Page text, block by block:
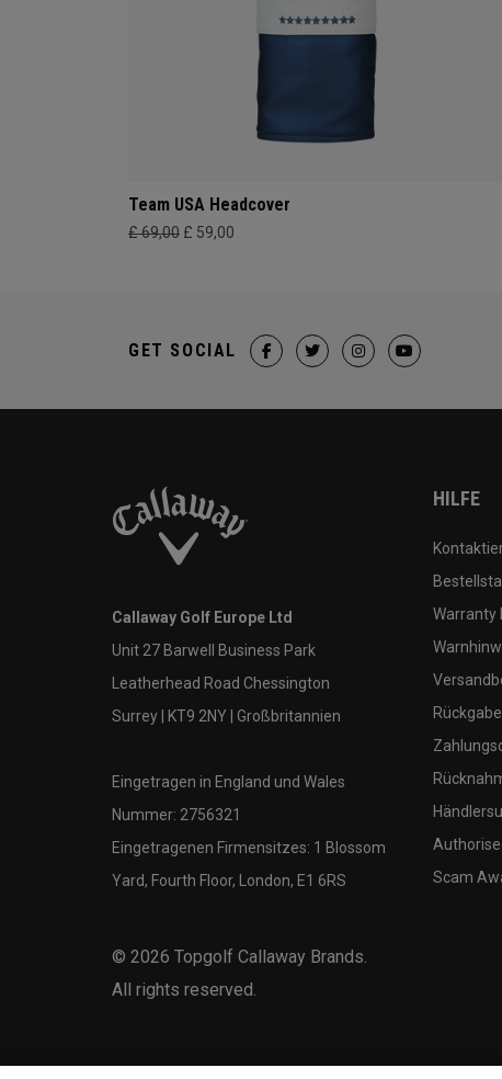
Team USA Headcover
£ 69,00 £ 59,00
GET SOCIAL
Callaway Golf Europe Ltd
Unit 27 Barwell Business Park
Leatherhead Road Chessington
Surrey | KT9 2NY | Großbritannien
Eingetragen in England und Wales
Nummer: 2756321
Eingetragenen Firmensitzes: 1 Blossom
Yard, Fourth Floor, London, E1 6RS
© 2026 Topgolf Callaway Brands.
All rights reserved.
HILFE
Warranty
Scam